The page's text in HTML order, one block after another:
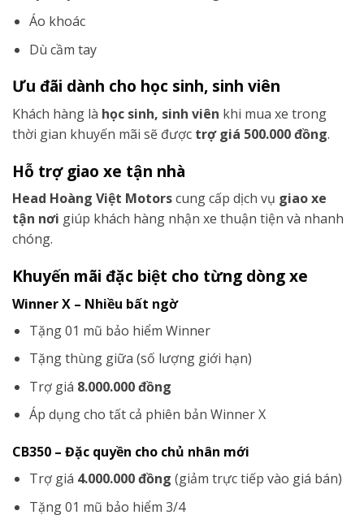
Áo khoác
Dù cầm tay
Ưu đãi dành cho học sinh, sinh viên
Khách hàng là học sinh, sinh viên khi mua xe trong
thời gian khuyến mãi sẽ được trợ giá 500.000 đồng.
Hỗ trợ giao xe tận nhà
Head Hoàng Việt Motorscung cấp dịch vụ giao xe
tận nơi giúp khách hàng nhận xe thuận tiện và nhanh
chóng.
Khuyến mãi đặc biệt cho từng dòng xe
Winner X – Nhiều bất ngờ
Tặng 01 mũ bảo hiểm Winner
Tặng thùng giữa (số lượng giới hạn)
Trợ giá 8.000.000 đồng
Áp dụng cho tất cả phiên bản Winner X
CB350 – Đặc quyền cho chủ nhân mới
Trợ giá 4.000.000 đồng (giảm trực tiếp vào giá bán)
Tặng 01 mũ bảo hiểm 3/4